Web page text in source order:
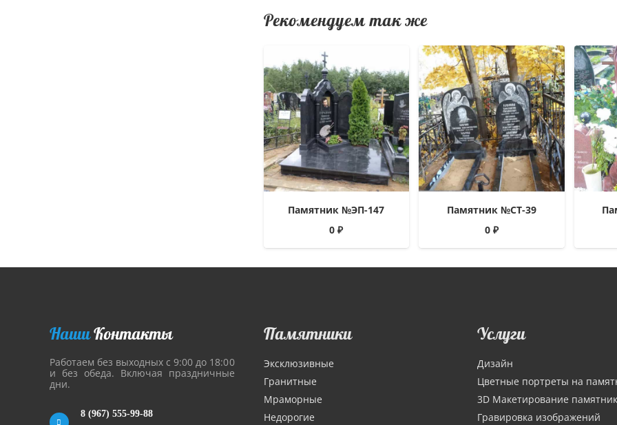
Рекомендуем так же
Памятник №ЭП-147
0₽
Памятник №СТ-39
0₽
НашиКонтакты
Работаем без выходных с 9:00 до 18:00
и без обеда. Включая праздничные
дни.
8 (967) 555-99-88
Памятники
Эксклюзивные
Гранитные
Мраморные
Недорогие
Услуги
Дизайн
Цветные портреты на
3D Макетирование
Гравировка изображений